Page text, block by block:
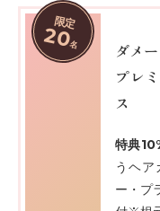
限定
20名
ダメ
プレ
ス
特典
うヘア
ー・プ